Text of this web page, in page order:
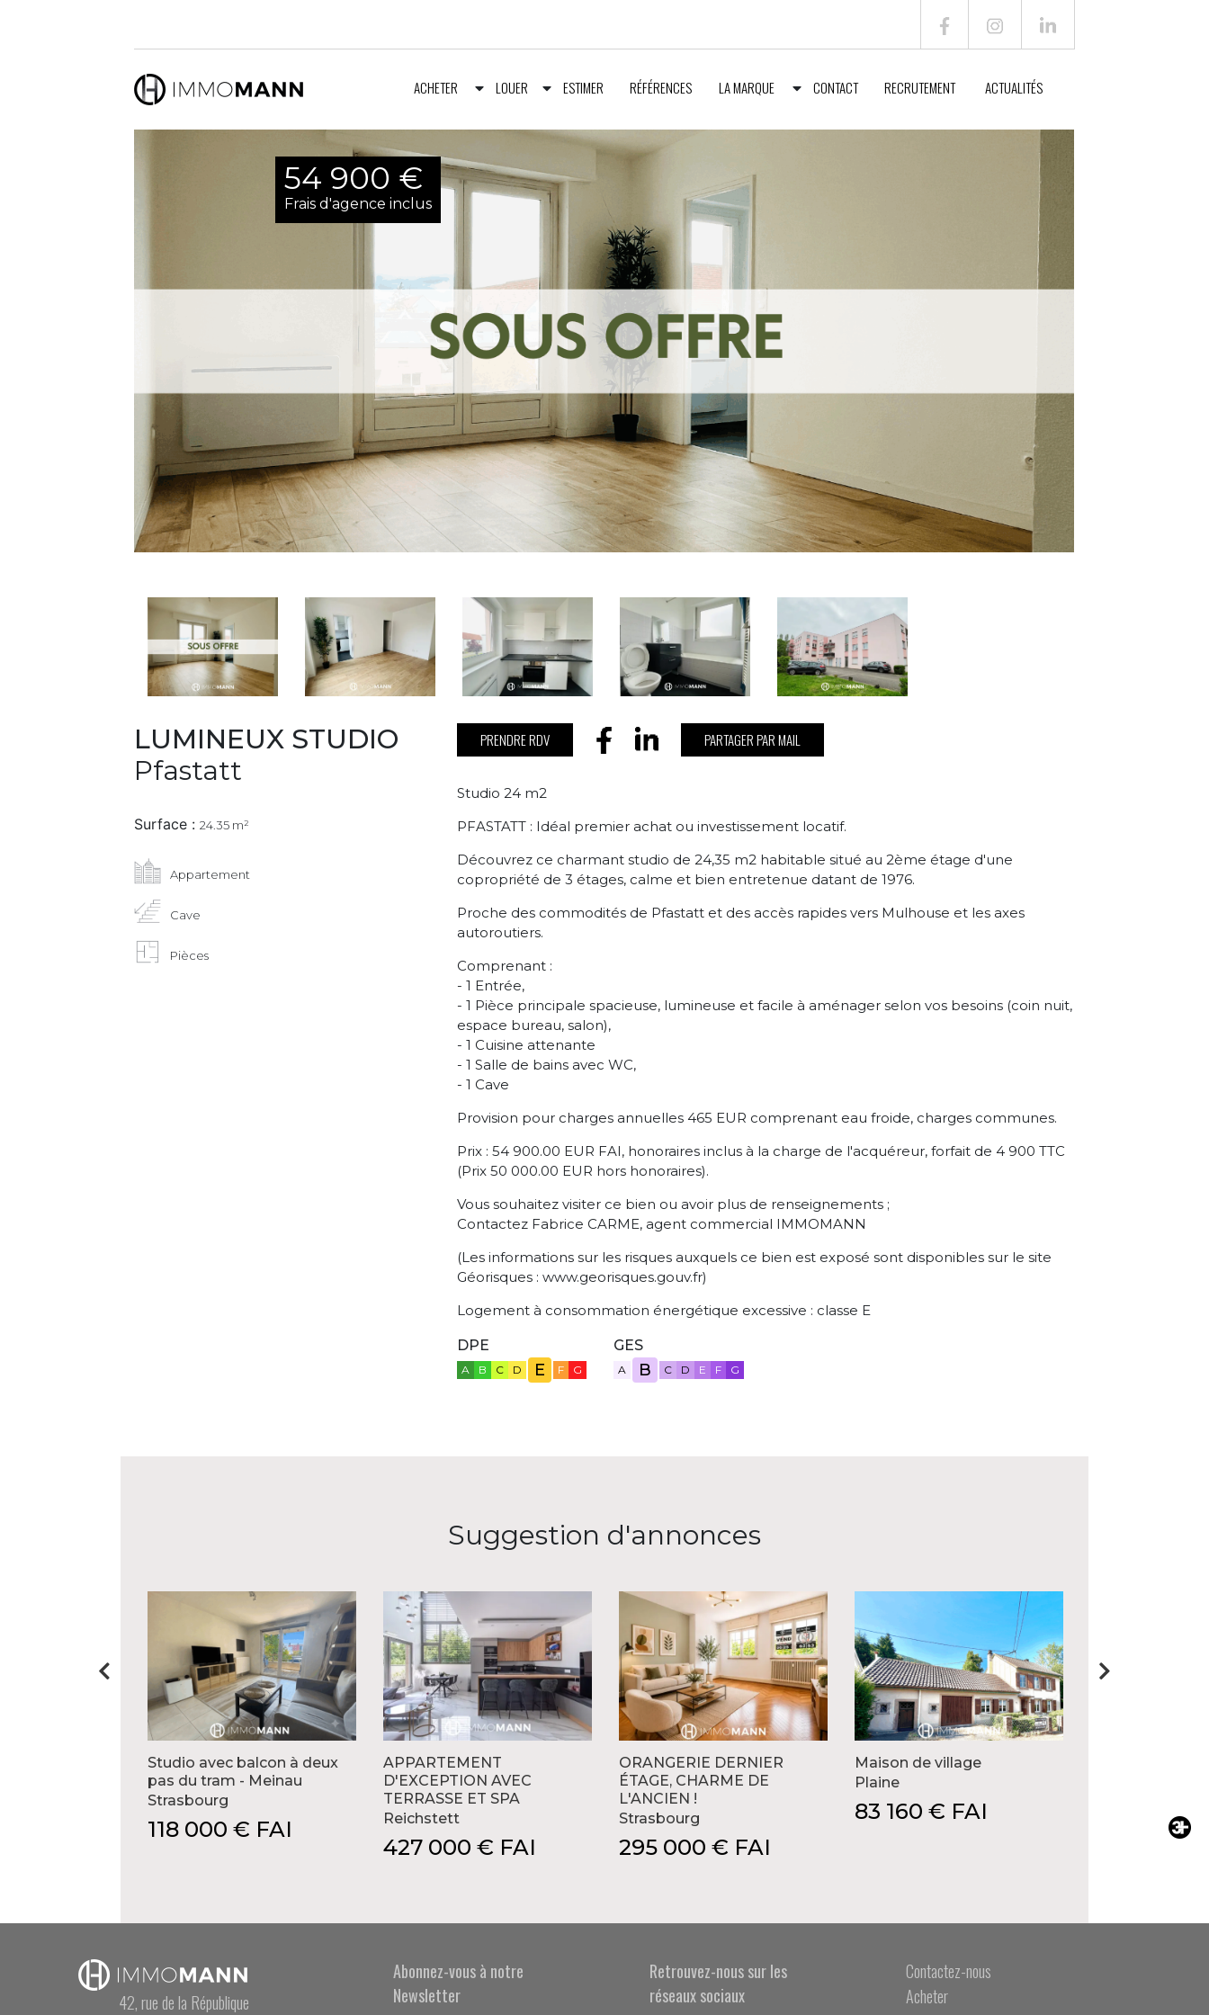
ACHETER LOUER ESTIMER RÉFÉRENCES LA MARQUE CONTACT RECRUTEMENT ACTUALITÉS
54 900 €
Frais d'agence inclus
LUMINEUX STUDIO
Pfastatt
Surface :24.35 m²
Appartement
Cave
Pièces
PRENDRE RDV PARTAGER PAR MAIL
Studio 24 m2
PFASTATT : Idéal premier achat ou investissement locatif.
Découvrez ce charmant studio de 24,35 m2 habitable situé au 2ème étage d'une
copropriété de 3 étages, calme et bien entretenue datant de 1976.
Proche des commodités de Pfastatt et des accès rapides vers Mulhouse et les axes
autoroutiers.
Comprenant :
- 1 Entrée,
- 1 Pièce principale spacieuse, lumineuse et facile à aménager selon vos besoins (coin nuit,
espace bureau, salon),
- 1 Cuisine attenante
- 1 Salle de bains avec WC,
- 1 Cave
Provision pour charges annuelles 465 EUR comprenant eau froide, charges communes.
Prix : 54 900.00 EUR FAI, honoraires inclus à la charge de l'acquéreur, forfait de 4 900 TTC
(Prix 50 000.00 EUR hors honoraires).
Vous souhaitez visiter ce bien ou avoir plus de renseignements ;
Contactez Fabrice CARME, agent commercial IMMOMANN
(Les informations sur les risques auxquels ce bien est exposé sont disponibles sur le site
Géorisques : www.georisques.gouv.fr)
Logement à consommation énergétique excessive : classe E
DPE
A B C D E F G
GES
A B C D E F G
Suggestion d'annonces
Studio avec balcon à deux
pas du tram - Meinau
Strasbourg
118 000 € FAI
APPARTEMENT
D'EXCEPTION AVEC
TERRASSE ET SPA
Reichstett
427 000 € FAI
ORANGERIE DERNIER
ÉTAGE, CHARME DE
L'ANCIEN !
Strasbourg
295 000 € FAI
Maison de village
Plaine
83 160 € FAI
168 000 €
42, rue de la République
Abonnez-vous à notre
Newsletter
Retrouvez-nous sur les
réseaux sociaux
Contactez-nous
Acheter